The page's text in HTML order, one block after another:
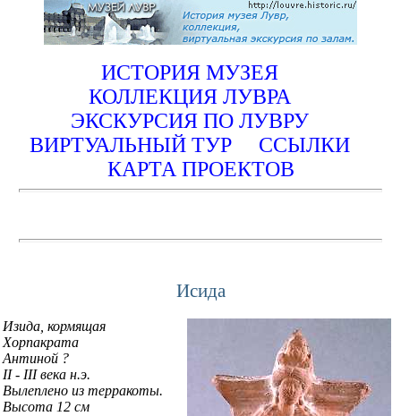
ИСТОРИЯ МУЗЕЯ
КОЛЛЕКЦИЯ ЛУВРА
ЭКСКУРСИЯ ПО ЛУВРУ
ВИРТУАЛЬНЫЙ ТУР
ССЫЛКИ
КАРТА ПРОЕКТОВ
Исида
Изида, кормящая
Хорпакрата
Антиной ?
II - III века н.э.
Вылеплено из терракоты.
Высота 12 см